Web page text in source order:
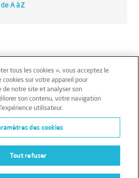
A à Z
Conditions générales
– Volontaires
Cookies
tous les cookies », vous acceptez le
sur votre appareil pour
de notre site et analyser son
son contenu, votre navigation
utilisateur.
des cookies
Tout refuser